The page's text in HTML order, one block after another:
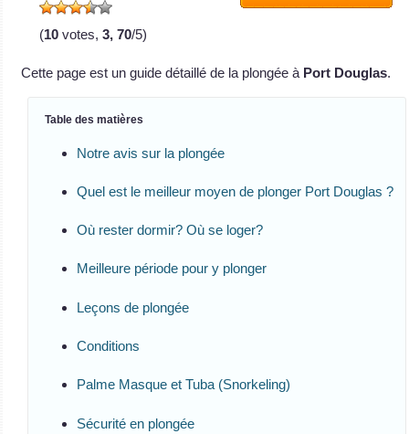
(10 votes, 3, 70/5)
Cette page est un guide détaillé de la plongée à Port Douglas.
Table des matières
Notre avis sur la plongée
Quel est le meilleur moyen de plonger Port Douglas ?
Où rester dormir? Où se loger?
Meilleure période pour y plonger
Leçons de plongée
Conditions
Palme Masque et Tuba (Snorkeling)
Sécurité en plongée